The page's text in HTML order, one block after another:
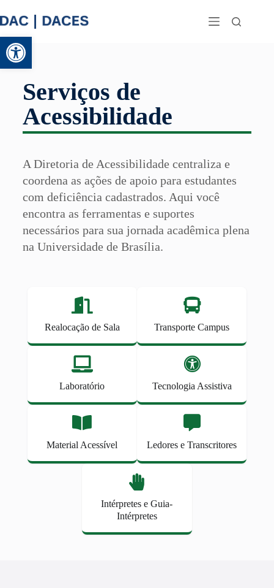
Abrir a barra de ferramentas
Serviços de
Acessibilidade
A Diretoria de Acessibilidade centraliza e
coordena as ações de apoio para estudantes
com deficiência cadastrados. Aqui você
encontra as ferramentas e suportes
necessários para sua jornada acadêmica plena
na Universidade de Brasília.
Realocação de Sala Transporte Campus
Laboratório Tecnologia Assistiva
Material Acessível Ledores e Transcritores
Intérpretes e Guia-
Intérpretes